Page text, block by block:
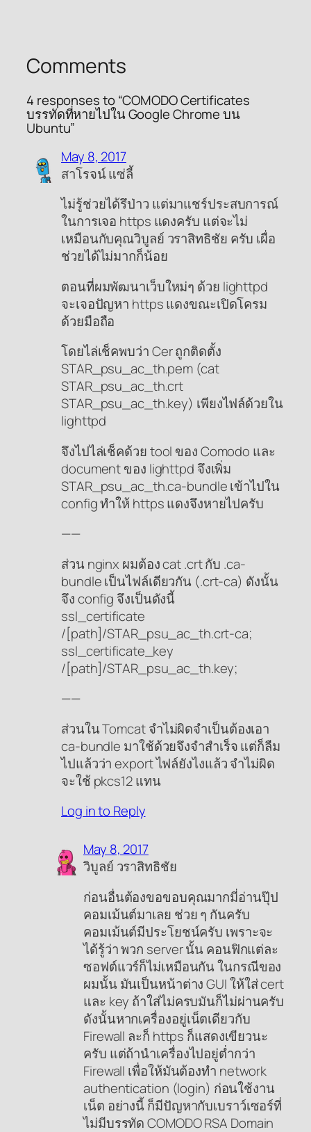
Comments
4 responses to “COMODO Certificates
บรรทัดที่หายไปใน Google Chrome บน
Ubuntu”
May 8, 2017
สาโรจน์ แซ่ลี้
ไม่รู้ช่วยได้รึป่าว แต่มาแชร์ประสบการณ์
ในการเจอ https แดงครับ แต่จะไม่
เหมือนกับคุณวิบูลย์ วราสิทธิชัย ครับ เผื่อ
ช่วยได้ไม่มากก็น้อย
ตอนที่ผมพัฒนาเว็บใหม่ๆ ด้วย lighttpd
จะเจอปัญหา https แดงขณะเปิดโครม
ด้วยมือถือ
โดยไล่เช็คพบว่า Cer ถูกติดตั้ง
STAR_psu_ac_th.pem (cat
STAR_psu_ac_th.crt
STAR_psu_ac_th.key) เพียงไฟล์ด้วยใน
lighttpd
จึงไปไล่เช็คด้วย tool ของ Comodo และ
document ของ lighttpd จึงเพิ่ม
STAR_psu_ac_th.ca-bundle เข้าไปใน
config ทำให้ https แดงจึงหายไปครับ
——
ส่วน nginx ผมต้อง cat .crt กับ .ca-
bundle เป็นไฟล์เดียวกัน (.crt-ca) ดังนั้น
จึง config จึงเป็นดังนี้
ssl_certificate
/[path]/STAR_psu_ac_th.crt-ca;
ssl_certificate_key
/[path]/STAR_psu_ac_th.key;
——
ส่วนใน Tomcat จำไม่ผิดจำเป็นต้องเอา
ca-bundle มาใช้ด้วยจึงจำสำเร็จ แต่ก็ลืม
ไปแล้วว่า export ไฟล์ยังไงแล้ว จำไม่ผิด
จะใช้ pkcs12 แทน
Log in to Reply
May 8, 2017
วิบูลย์ วราสิทธิชัย
ก่อนอื่นต้องขอขอบคุณมากมี่อ่านปุ๊ป
คอมเม้นต์มาเลย ช่วย ๆ กันครับ
คอมเม้นต์มีประโยชน์ครับ เพราะจะ
ได้รู้ว่า พวก server นั้น คอนฟิกแต่ละ
ซอฟต์แวร์ก็ไม่เหมือนกัน ในกรณีของ
ผมนั้น มันเป็นหน้าต่าง GUI ให้ใส่ cert
และ key ถ้าใส่ไม่ครบมันก็ไม่ผ่านครับ
ดังนั้นหากเครื่องอยู่เน็ตเดียวกับ
Firewall ละก็ https ก็แสดงเขียวนะ
ครับ แต่ถ้านำเครื่องไปอยู่ต่ำกว่า
Firewall เพื่อให้มันต้องทำ network
authentication (login) ก่อนใช้งาน
เน็ต อย่างนี้ ก็มีปัญหากับเบราว์เซอร์ที่
ไม่มีบรรทัด COMODO RSA Domain